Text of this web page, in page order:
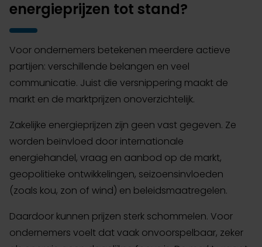
energieprijzen tot stand?
Voor ondernemers betekenen meerdere actieve
partijen: verschillende belangen en veel
communicatie. Juist die versnippering maakt de
markt en de marktprijzen onoverzichtelijk.
Zakelijke energieprijzen zijn geen vast gegeven. Ze
worden beïnvloed door internationale
energiehandel, vraag en aanbod op de markt,
geopolitieke ontwikkelingen, seizoensinvloeden
(zoals kou, zon of wind) en beleidsmaatregelen.
Daardoor kunnen prijzen sterk schommelen. Voor
ondernemers voelt dat vaak onvoorspelbaar, zeker